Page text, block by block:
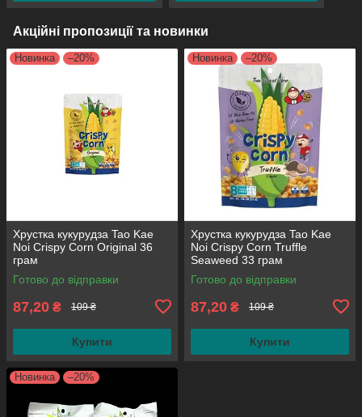
Акційні пропозиції та новинки
Новинка –20%
Хрустка кукурудза Tao Kae
Noi Crispy Corn Original 36
грам
Готово до відправки
87,20 ₴ 109 ₴
Купити
Новинка –20%
Хрустка кукурудза Tao Kae
Noi Crispy Corn Truffle
Seaweed 33 грам
Готово до відправки
87,20 ₴ 109 ₴
Купити
Новинка –20%